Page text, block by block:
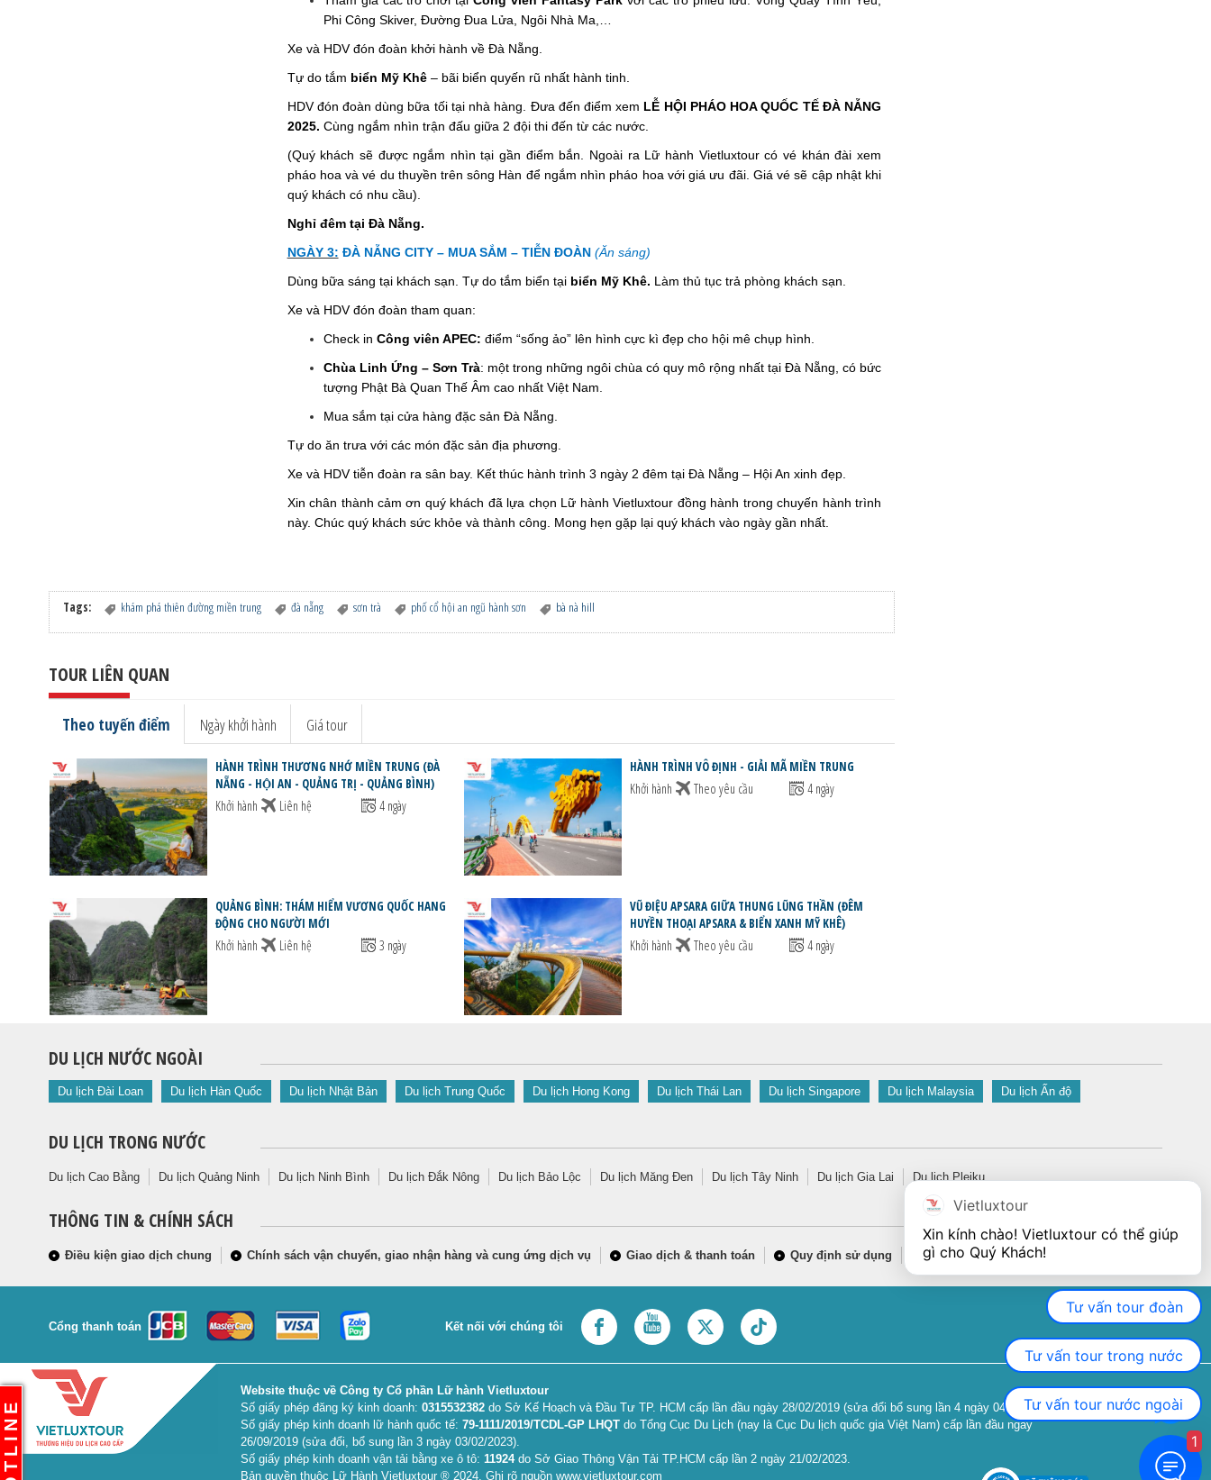
Phi Công Skiver, Đường Đua Lửa, Ngôi Nhà Ma,…
Xe và HDV đón đoàn khởi hành về Đà Nẵng.
Tự do tắm biển Mỹ Khê– bãi biển quyến rũ nhất hành tinh.
HDV đón đoàn dùng bữa tối tại nhà hàng. Đưa đến điểm xem LỄ HỘI PHÁO HOA QUỐC TẾ ĐÀ NẴNG
2025. Cùng ngắm nhìn trận đấu giữa 2 đội thi đến từ các nước.
(Quý khách sẽ được ngắm nhìn tại gần điểm bắn. Ngoài ra Lữ hành Vietluxtour có vé khán đài xem
pháo hoa và vé du thuyền trên sông Hàn để ngắm nhìn pháo hoa với giá ưu đãi. Giá vé sẽ cập nhật khi
quý khách có nhu cầu).
Nghỉ đêm tại Đà Nẵng.
NGÀY 3: ĐÀ NẴNG CITY – MUA SẮM – TIỄN ĐOÀN (Ăn sáng)
Dùng bữa sáng tại khách sạn. Tự do tắm biển tại biển Mỹ Khê. Làm thủ tục trả phòng khách sạn.
Xe và HDV đón đoàn tham quan:
Check in Công viên APEC: điểm “sống ảo” lên hình cực kì đẹp cho hội mê chụp hình.
Chùa Linh Ứng – Sơn Trà: một trong những ngôi chùa có quy mô rộng nhất tại Đà Nẵng, có bức
tượng Phật Bà Quan Thế Âm cao nhất Việt Nam.
Mua sắm tại cửa hàng đặc sản Đà Nẵng.
Tự do ăn trưa với các món đặc sản địa phương.
Xe và HDV tiễn đoàn ra sân bay. Kết thúc hành trình 3 ngày 2 đêm tại Đà Nẵng – Hội An xinh đẹp.
Xin chân thành cảm ơn quý khách đã lựa chọn Lữ hành Vietluxtour đồng hành trong chuyến hành trình
này. Chúc quý khách sức khỏe và thành công. Mong hẹn gặp lại quý khách vào ngày gần nhất.
Tags: khám phá thiên đường miền trung đà nẵng sơn trà phố cổ hội an ngũ hành sơn bà nà hill
TOUR LIÊN QUAN
Theo tuyến điểm Ngày khởi hành Giá tour
HÀNH TRÌNH THƯƠNG NHỚ MIỀN TRUNG (ĐÀ
NẴNG - HỘI AN - QUẢNG TRỊ - QUẢNG BÌNH)
Khởi hành Liên hệ 4 ngày
HÀNH TRÌNH VÔ ĐỊNH - GIẢI MÃ MIỀN TRUNG
Khởi hành Theo yêu cầu 4 ngày
QUẢNG BÌNH: THÁM HIỂM VƯƠNG QUỐC HANG
ĐỘNG CHO NGƯỜI MỚI
Khởi hành Liên hệ 3 ngày
VŨ ĐIỆU APSARA GIỮA THUNG LŨNG THẦN (ĐÊM
HUYỀN THOẠI APSARA & BIỂN XANH MỸ KHÊ)
Khởi hành Theo yêu cầu 4 ngày
DU LỊCH NƯỚC NGOÀI
Du lịch Đài Loan Du lịch Hàn Quốc Du lịch Nhật Bản Du lịch Trung Quốc Du lịch Hong Kong Du lịch Thái Lan Du lịch Singapore Du lịch Malaysia Du lịch Ấn độ
DU LỊCH TRONG NƯỚC
Du lịch Cao Bằng Du lịch Quảng Ninh Du lịch Ninh Bình Du lịch Đắk Nông Du lịch Bảo Lộc Du lịch Măng Đen Du lịch Tây Ninh Du lịch Gia Lai Du lịch Pleiku
THÔNG TIN & CHÍNH SÁCH
Điều kiện giao dịch chung Chính sách vận chuyển, giao nhận hàng và cung ứng dịch vụ Giao dịch & thanh toán Quy định sử dụng Quy định bảo mật thông tin
Cổng thanh toán Kết nối với chúng tôi
Website thuộc về Công ty Cổ phần Lữ hành Vietluxtour
Số giấy phép đăng ký kinh doanh:0315532382 do Sở Kế Hoạch và Đầu Tư TP. HCM cấp lần đầu ngày 28/02/2019 (sửa đổi bổ sung lần 4 ngày 04/06/2024).
Số giấy phép kinh doanh lữ hành quốc tế:79-1111/2019/TCDL-GP LHQT do Tổng Cục Du Lịch (nay là Cục Du lịch quốc gia Việt Nam) cấp lần đầu ngày
26/09/2019 (sửa đổi, bổ sung lần 3 ngày 03/02/2023).
Số giấy phép kinh doanh vận tải bằng xe ô tô:11924do Sở Giao Thông Vận Tải TP.HCM cấp lần 2 ngày 21/02/2023.
Bản quyền thuộc Lữ Hành Vietluxtour ® 2024. Ghi rõ nguồn www.vietluxtour.com
HOTLINE
Vietluxtour
Xin kính chào! Vietluxtour có thể giúp
gì cho Quý Khách!
Tư vấn tour đoàn
Tư vấn tour trong nước
Tư vấn tour nước ngoài
1